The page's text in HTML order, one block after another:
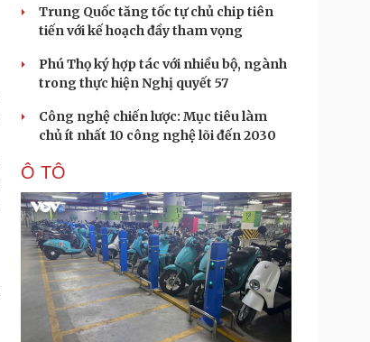
Trung Quốc tăng tốc tự chủ chip tiên
tiến với kế hoạch đầy tham vọng
Phú Thọ ký hợp tác với nhiều bộ, ngành
trong thực hiện Nghị quyết 57
Công nghệ chiến lược: Mục tiêu làm
chủ ít nhất 10 công nghệ lõi đến 2030
Ô TÔ